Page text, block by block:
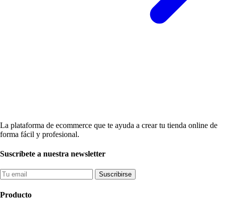
La plataforma de ecommerce que te ayuda a crear tu tienda online de
forma fácil y profesional.
Suscríbete a nuestra newsletter
Suscribirse
Producto